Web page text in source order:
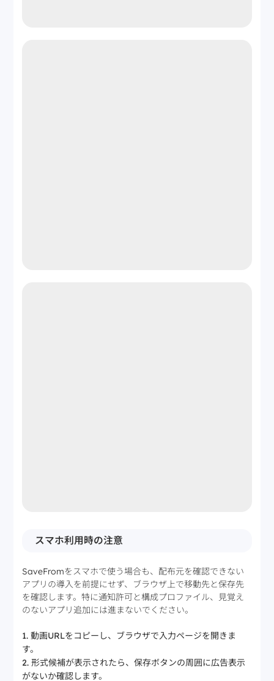
スマホ利用時の注意
SaveFromをスマホで使う場合も、配布元を確認できない
アプリの導入を前提にせず、ブラウザ上で移動先と保存先
を確認します。特に通知許可と構成プロファイル、見覚え
のないアプリ追加には進まないでください。
動画URLをコピーし、ブラウザで入力ページを開きま
す。
形式候補が表示されたら、保存ボタンの周囲に広告表示
がないか確認します。